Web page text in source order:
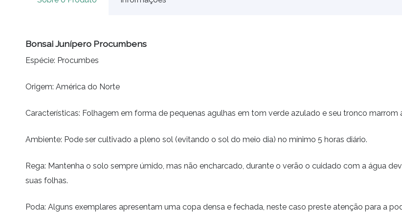
Bonsai Junípero Procumbens
Espécie: Procumbes
Origem: América do Norte
Características: Folhagem em forma de pequenas agulhas em tom verde azulado e seu tronco marrom
Ambiente: Pode ser cultivado a pleno sol (evitando o sol do meio dia) no mínimo 5 horas diário.
Rega: Mantenha o solo sempre úmido, mas não encharcado, durante o verão o cuidado com a água
suas folhas.
Poda: Alguns exemplares apresentam uma copa densa e fechada, neste caso preste atenção para a